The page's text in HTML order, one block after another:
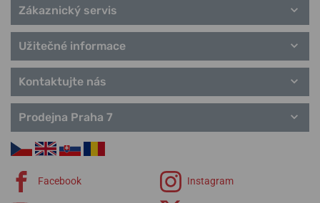
Zákaznický servis
Užitečné informace
Kontaktujte nás
Prodejna Praha 7
Facebook Instagram